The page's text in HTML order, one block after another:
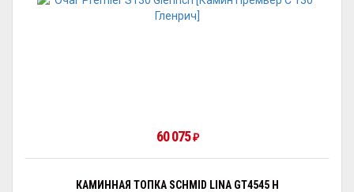
60 075 ₽
КАМИННАЯ ТОПКА SCHMID LINA GT4545 H